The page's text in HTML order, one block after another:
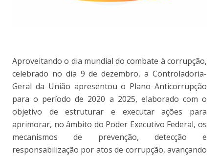
Aproveitando o dia mundial do combate à corrupção,
celebrado no dia 9 de dezembro, a Controladoria-
Geral da União apresentou o Plano Anticorrupção
para o período de 2020 a 2025, elaborado com o
objetivo de estruturar e executar ações para
aprimorar, no âmbito do Poder Executivo Federal, os
mecanismos de prevenção, detecção e
responsabilização por atos de corrupção, avançando